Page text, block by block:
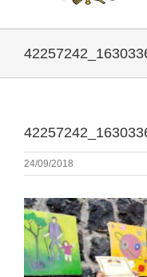
24/09/2018